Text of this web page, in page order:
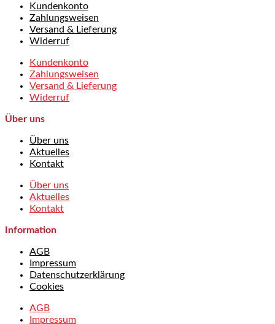
Kundenkonto
Zahlungsweisen
Versand & Lieferung
Widerruf
Kundenkonto
Zahlungsweisen
Versand & Lieferung
Widerruf
Über uns
Über uns
Aktuelles
Kontakt
Über uns
Aktuelles
Kontakt
Information
AGB
Impressum
Datenschutzerklärung
Cookies
AGB
Impressum